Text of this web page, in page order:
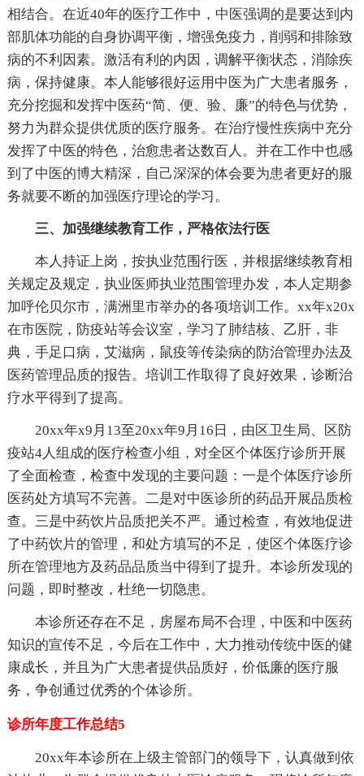
相结合。在近40年的医疗工作中，中医强调的是要达到内
部肌体功能的自身协调平衡，增强免疫力，削弱和排除致
病的不利因素。激活有利的内因，调解平衡状态，消除疾
病，保持健康。本人能够很好运用中医为广大患者服务，
充分挖掘和发挥中医药“简、便、验、廉”的特色与优势，
努力为群众提供优质的医疗服务。在治疗慢性疾病中充分
发挥了中医的特色，治愈患者达数百人。并在工作中也感
到了中医的博大精深，自己深深的体会要为患者更好的服
务就要不断的加强医疗理论的学习。
三、加强继续教育工作，严格依法行医
本人持证上岗，按执业范围行医，并根据继续教育相
关规定及规定，执业医师执业范围管理办发，本人定期参
加呼伦贝尔市，满洲里市举办的各项培训工作。xx年x20x
在市医院，防疫站等会议室，学习了肺结核、乙肝，非
典，手足口病，艾滋病，鼠疫等传染病的防治管理办法及
医药管理品质的报告。培训工作取得了良好效果，诊断治
疗水平得到了提高。
20xx年x9月13至20xx年9月16日，由区卫生局、区防
疫站4人组成的医疗检查小组，对全区个体医疗诊所开展
了全面检查，检查中发现的主要问题：一是个体医疗诊所
医药处方填写不完善。二是对中医诊所的药品开展品质检
查。三是中药饮片品质把关不严。通过检查，有效地促进
了中药饮片的管理，和处方填写的不足，使区个体医疗诊
所在管理地方及药品品质当中得到了提升。本诊所发现的
问题，即时整改，杜绝一切隐患。
本诊所还存在不足，房屋布局不合理，中医和中医药
知识的宣传不足，今后在工作中，大力推动传统中医的健
康成长，并且为广大患者提供品质好，价低廉的医疗服
务，争创通过优秀的个体诊所。
诊所年度工作总结5
20xx年本诊所在上级主管部门的领导下，认真做到依